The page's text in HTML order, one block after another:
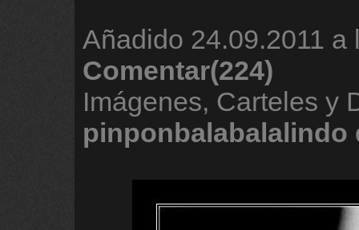
Añadido 24.09.2011 a
Comentar(224)
Imágenes, Carteles y
pinponbalabalalindo